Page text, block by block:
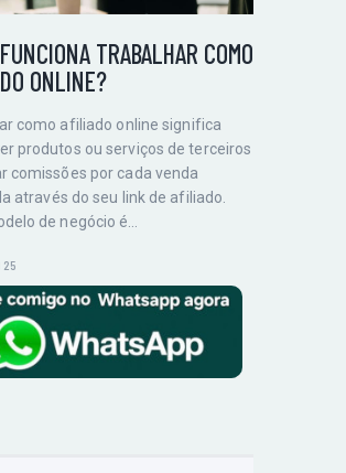
TRABALHAR COMO
ONLINE?
como afiliado online significa
produtos ou serviços de terceiros
comissões por cada venda
através do seu link de afiliado.
de negócio é…